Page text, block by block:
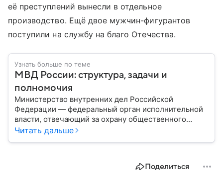
её преступлений вынесли в отдельное
производство. Ещё двое мужчин-фигурантов
поступили на службу на благо Отечества.
Узнать больше по теме
МВД России: структура, задачи и
полномочия
Министерство внутренних дел Российской
Федерации — федеральный орган исполнительной
власти, отвечающий за охрану общественного
порядка, борьбу с преступностью, обеспечение
России, какие задачи выполняет министерство, как
Читать дальше
Поделиться